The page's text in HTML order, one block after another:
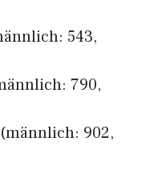
543,
790,
(männlich: 902,